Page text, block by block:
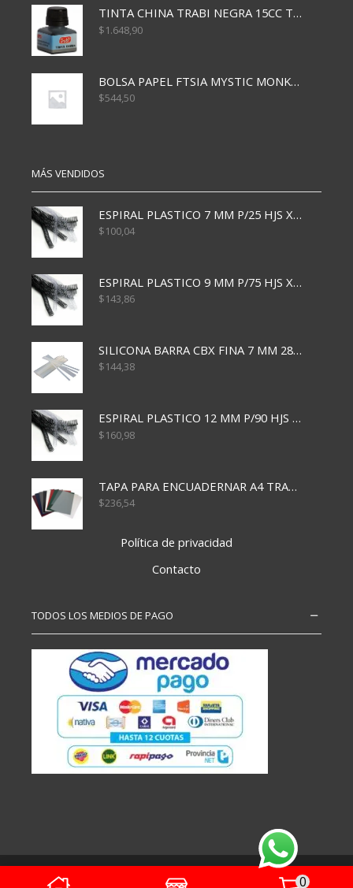
TINTA CHINA TRABI NEGRA 15CC TR3460
$1.648,90
BOLSA PAPEL FTSIA MYSTIC MONKEY 14/08/20
$544,50
MÁS VENDIDOS
ESPIRAL PLASTICO 7 MM P/25 HJS X50x3000
$100,04
ESPIRAL PLASTICO 9 MM P/75 HJS X50X2400
$143,86
SILICONA BARRA CBX FINA 7 MM 28 CM
$144,38
ESPIRAL PLASTICO 12 MM P/90 HJS X50X1500
$160,98
TAPA PARA ENCUADERNAR A4 TRANSP x50x500
$236,54
Política de privacidad
Contacto
TODOS LOS MEDIOS DE PAGO
Copyright – Todos los derechos reservados
0